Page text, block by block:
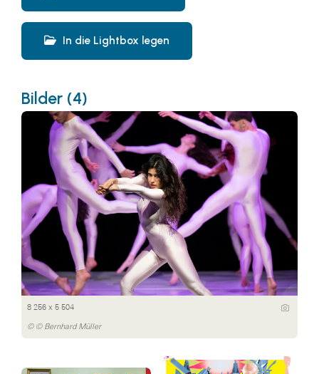
In die Lightbox legen
Bilder (4)
8 256 x 5 504
© © Bernhard Müller